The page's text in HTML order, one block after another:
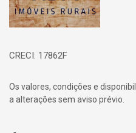
CRECI: 17862F
Os valores, condições e
a alterações sem aviso prévio.